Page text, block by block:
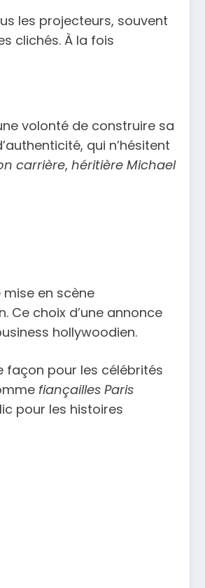
les projecteurs, souvent
clichés. À la fois
volonté de construire sa
qui n’hésitent
carrière, héritière Michael
en scène
Ce choix d’une annonce
hollywoodien.
façon pour les célébrités
fiançailles Paris
pour les histoires